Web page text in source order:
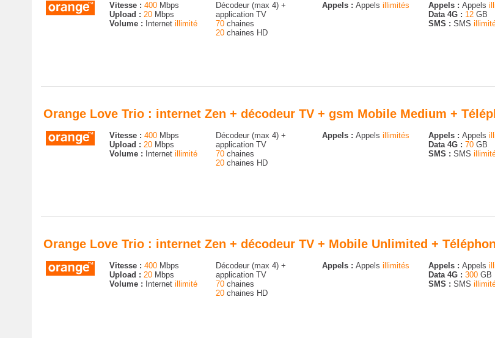
Vitesse : 400Mbps
Upload : 20Mbps
Volume :
Internet illimité
Décodeur (max 4) +
application TV
70chaines
20chaines HD
Appels : Appels illimités Appels : Appels
Data 4G : 12GB
SMS : SMS
Orange Love Trio : internet Zen + décodeur TV + gsm Mobile Medium +
Vitesse : 400Mbps
Upload : 20Mbps
Volume :
Internet illimité
Décodeur (max 4) +
application TV
70chaines
20chaines HD
Appels : Appels illimités Appels : Appels
Data 4G : 70GB
SMS : SMS
Orange Love Trio : internet Zen + décodeur TV + Mobile Unlimited +
Vitesse : 400Mbps
Upload : 20Mbps
Volume :
Internet illimité
Décodeur (max 4) +
application TV
70chaines
20chaines HD
Appels : Appels illimités Appels : Appels
Data 4G : 300GB
SMS : SMS